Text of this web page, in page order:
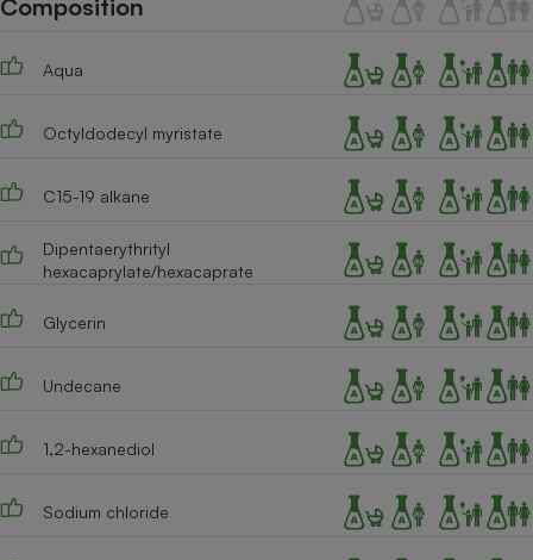
Composition
Aqua
Octyldodecyl myristate
C15-19 alkane
Dipentaerythrityl
hexacaprylate/hexacaprate
Glycerin
Undecane
1,2-hexanediol
Sodium chloride
Plaque de cuisson à
induction
Climatiseur -
Ventilateur
Téléphone mobile -
Antivirus
Climatiseur -
Ventilateur